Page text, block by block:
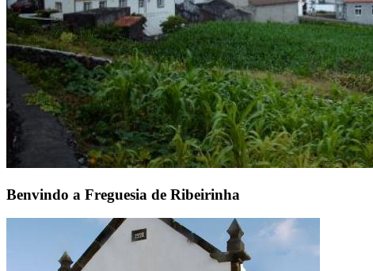
Benvindo a Freguesia de Ribeirinha